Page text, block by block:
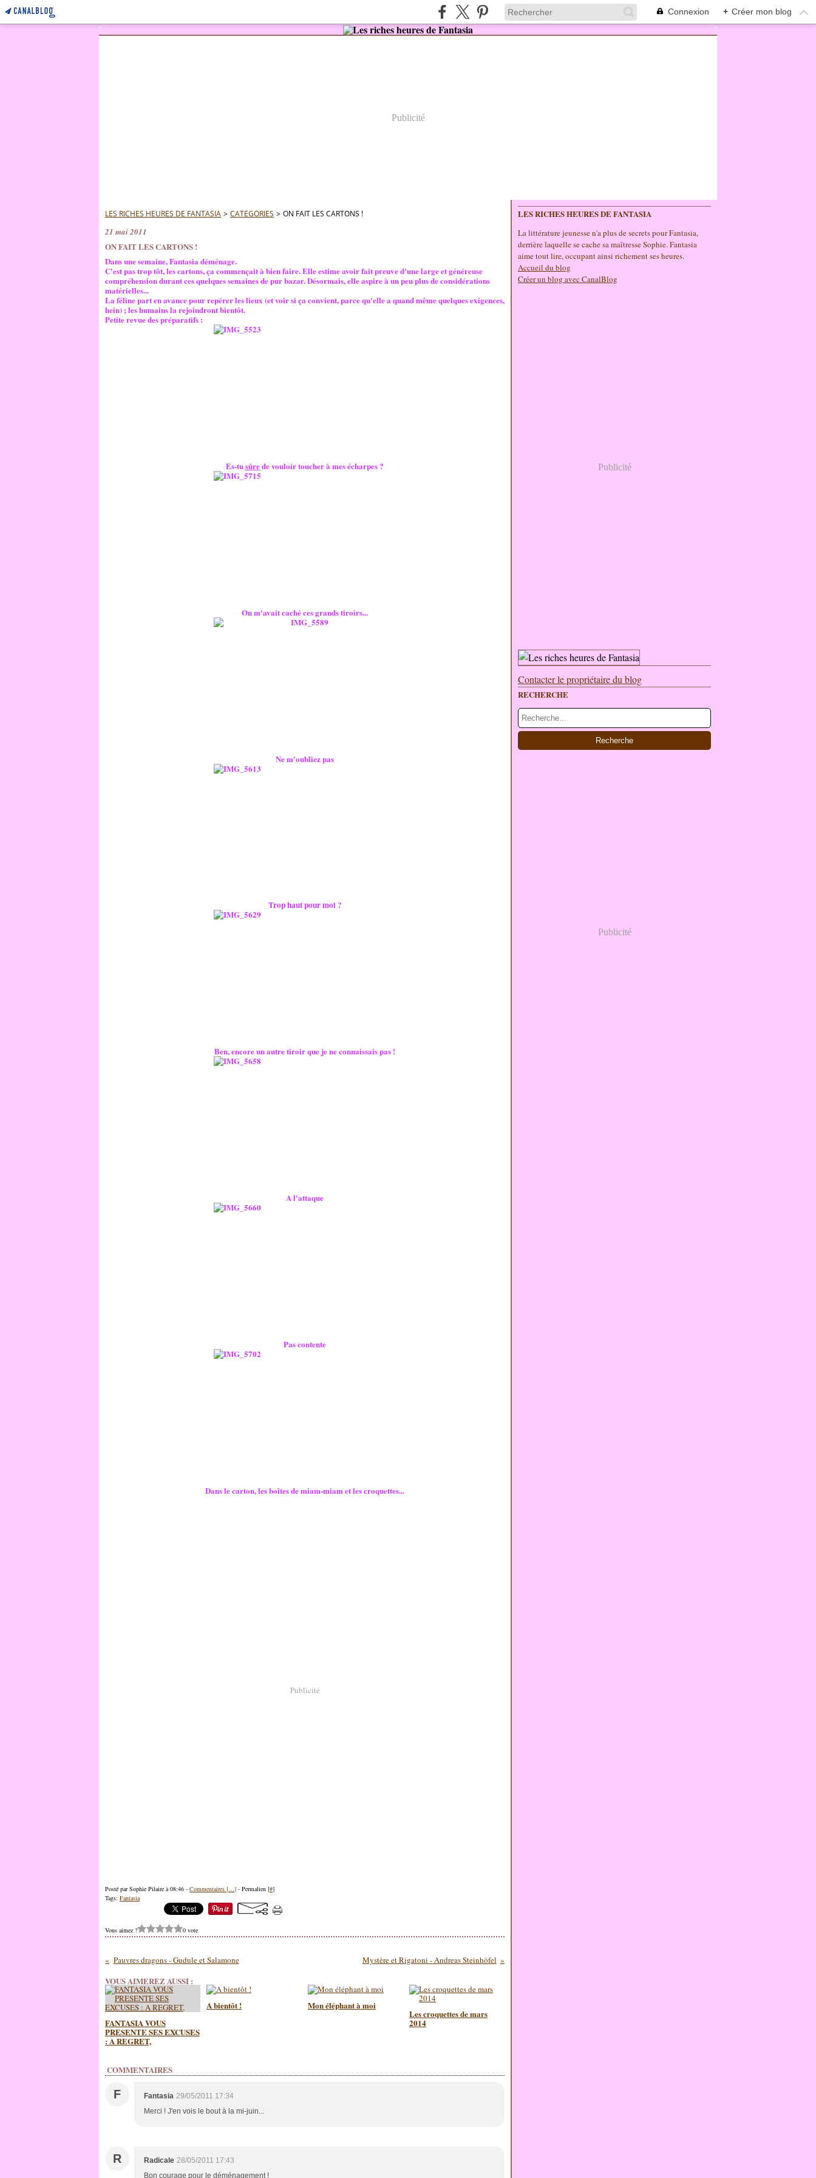
Connexion + Créer mon blog
Publicité
LES RICHES HEURES DE FANTASIA > CATEGORIES > ON FAIT LES CARTONS !
21 mai 2011
ON FAIT LES CARTONS !
Dans une semaine, Fantasia déménage.
C'est pas trop tôt, les cartons, ça commençait à bien faire. Elle estime avoir fait preuve d'une large et généreuse
compréhension durant ces quelques semaines de pur bazar. Désormais, elle aspire à un peu plus de considérations
matérielles...
La féline part en avance pour repérer les lieux (et voir si ça convient, parce qu'elle a quand même quelques exigences,
hein) ; les humains la rejoindront bientôt.
Petite revue des préparatifs :
Es-tusûrede vouloir toucher à mes écharpes ?
On m'avait caché ces grands tiroirs...
Ne m'oubliez pas
Trop hautpour moi ?
Ben, encore un autre tiroir que je ne connaissais pas !
A l'attaque
Pas contente
Dans le carton, les boîtes de miam-miam et les croquettes...
Publicité
Posté par Sophie Pilaire à 08:46 - Commentaires […] - Permalien [#]
Tags: Fantasia
Vous aimez ? 0 vote
Pauvres dragons - Gudule et Salamone Mystère et Rigatoni - Andreas Steinhöfel
VOUS AIMEREZ AUSSI :
FANTASIA VOUS
PRESENTE SES EXCUSES
: A REGRET,
A bientôt ! Mon éléphant à moi
Les croquettes de mars
2014
COMMENTAIRES
F Fantasia 29/05/2011 17:34
Merci ! J'en vois le bout à la mi-juin...
R Radicale 28/05/2011 17:43
Bon courage pour le déménagement !
LES RICHES HEURES DE FANTASIA
La littérature jeunesse n'a plus de secrets pour Fantasia,
derrière laquelle se cache sa maîtresse Sophie. Fantasia
aime tout lire, occupant ainsi richement ses heures.
Accueil du blog
Créer un blog avec CanalBlog
Publicité
Contacter le propriétaire du blog
RECHERCHE
Publicité